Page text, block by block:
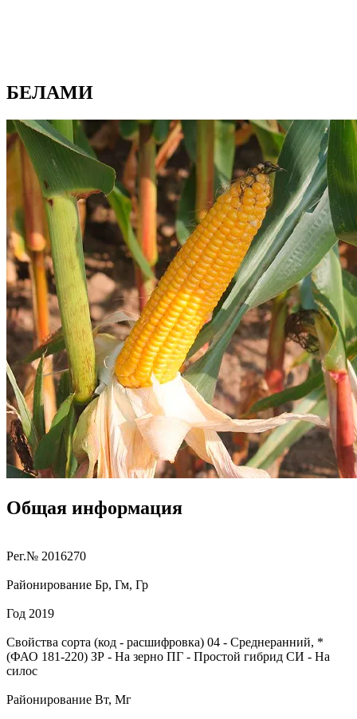
БЕЛАМИ
Общая информация
Рег.№ 2016270
Районирование Бр, Гм, Гр
Год 2019
Свойства сорта (код - расшифровка) 04 - Среднеранний, *
(ФАО 181-220) ЗР - На зерно ПГ - Простой гибрид СИ - На
силос
Районирование Вт, Мг